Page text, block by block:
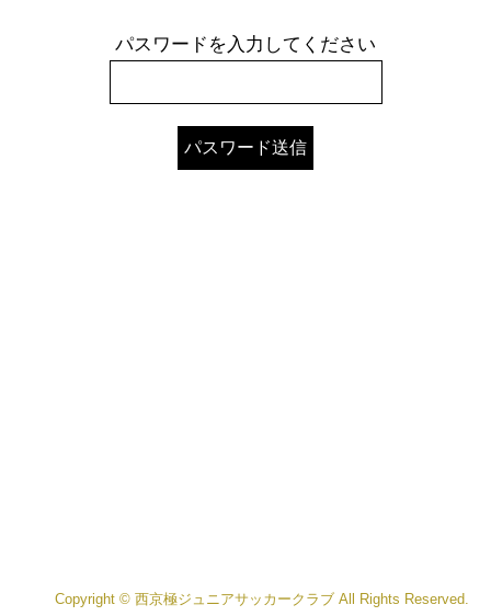
パスワードを入力してください
Copyright © 西京極ジュニアサッカークラブ All Rights Reserved.